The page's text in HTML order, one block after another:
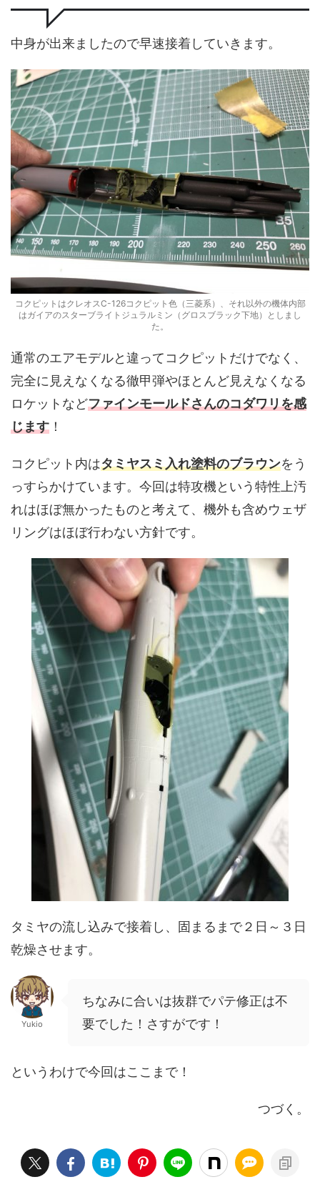
中身が出来ましたので早速接着していきます。
コクピットはクレオスC-126コクピット色（三菱系）、それ以外の機体内部
はガイアのスターブライトジュラルミン（グロスブラック下地）としまし
た。
通常のエアモデルと違ってコクピットだけでなく、
完全に見えなくなる徹甲弾やほとんど見えなくなる
ロケットなどファインモールドさんのコダワリを感
じます ！
コクピット内はタミヤスミ入れ塗料のブラウンをう
っすらかけています。今回は特攻機という特性上汚
れはほぼ無かったものと考えて、機外も含めウェザ
リングはほぼ行わない方針です。
タミヤの流し込みで接着し、固まるまで２日～３日
乾燥させます。
Yukio
ちなみに合いは抜群でパテ修正は不
要でした！さすがです！
というわけで今回はここまで！
つづく。